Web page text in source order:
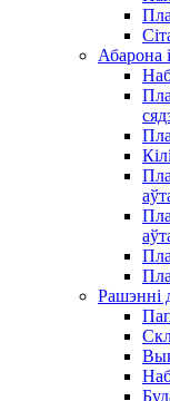
Абарона
Рашэнні